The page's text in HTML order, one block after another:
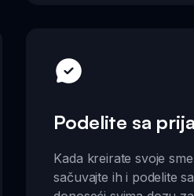
Podelite sa
Kada kreirate svoje
sačuvajte ih i podelite